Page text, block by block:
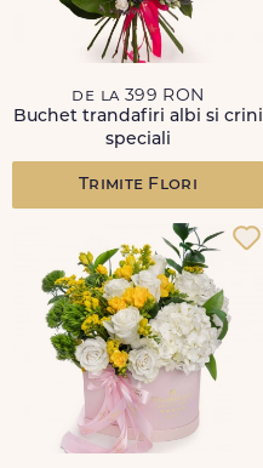
de la 399 RON
Buchet trandafiri albi si crini
speciali
Trimite Flori